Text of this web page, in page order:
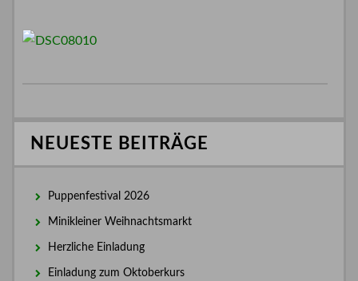
NEUESTE BEITRÄGE
Puppenfestival 2026
Minikleiner Weihnachtsmarkt
Herzliche Einladung
Einladung zum Oktoberkurs